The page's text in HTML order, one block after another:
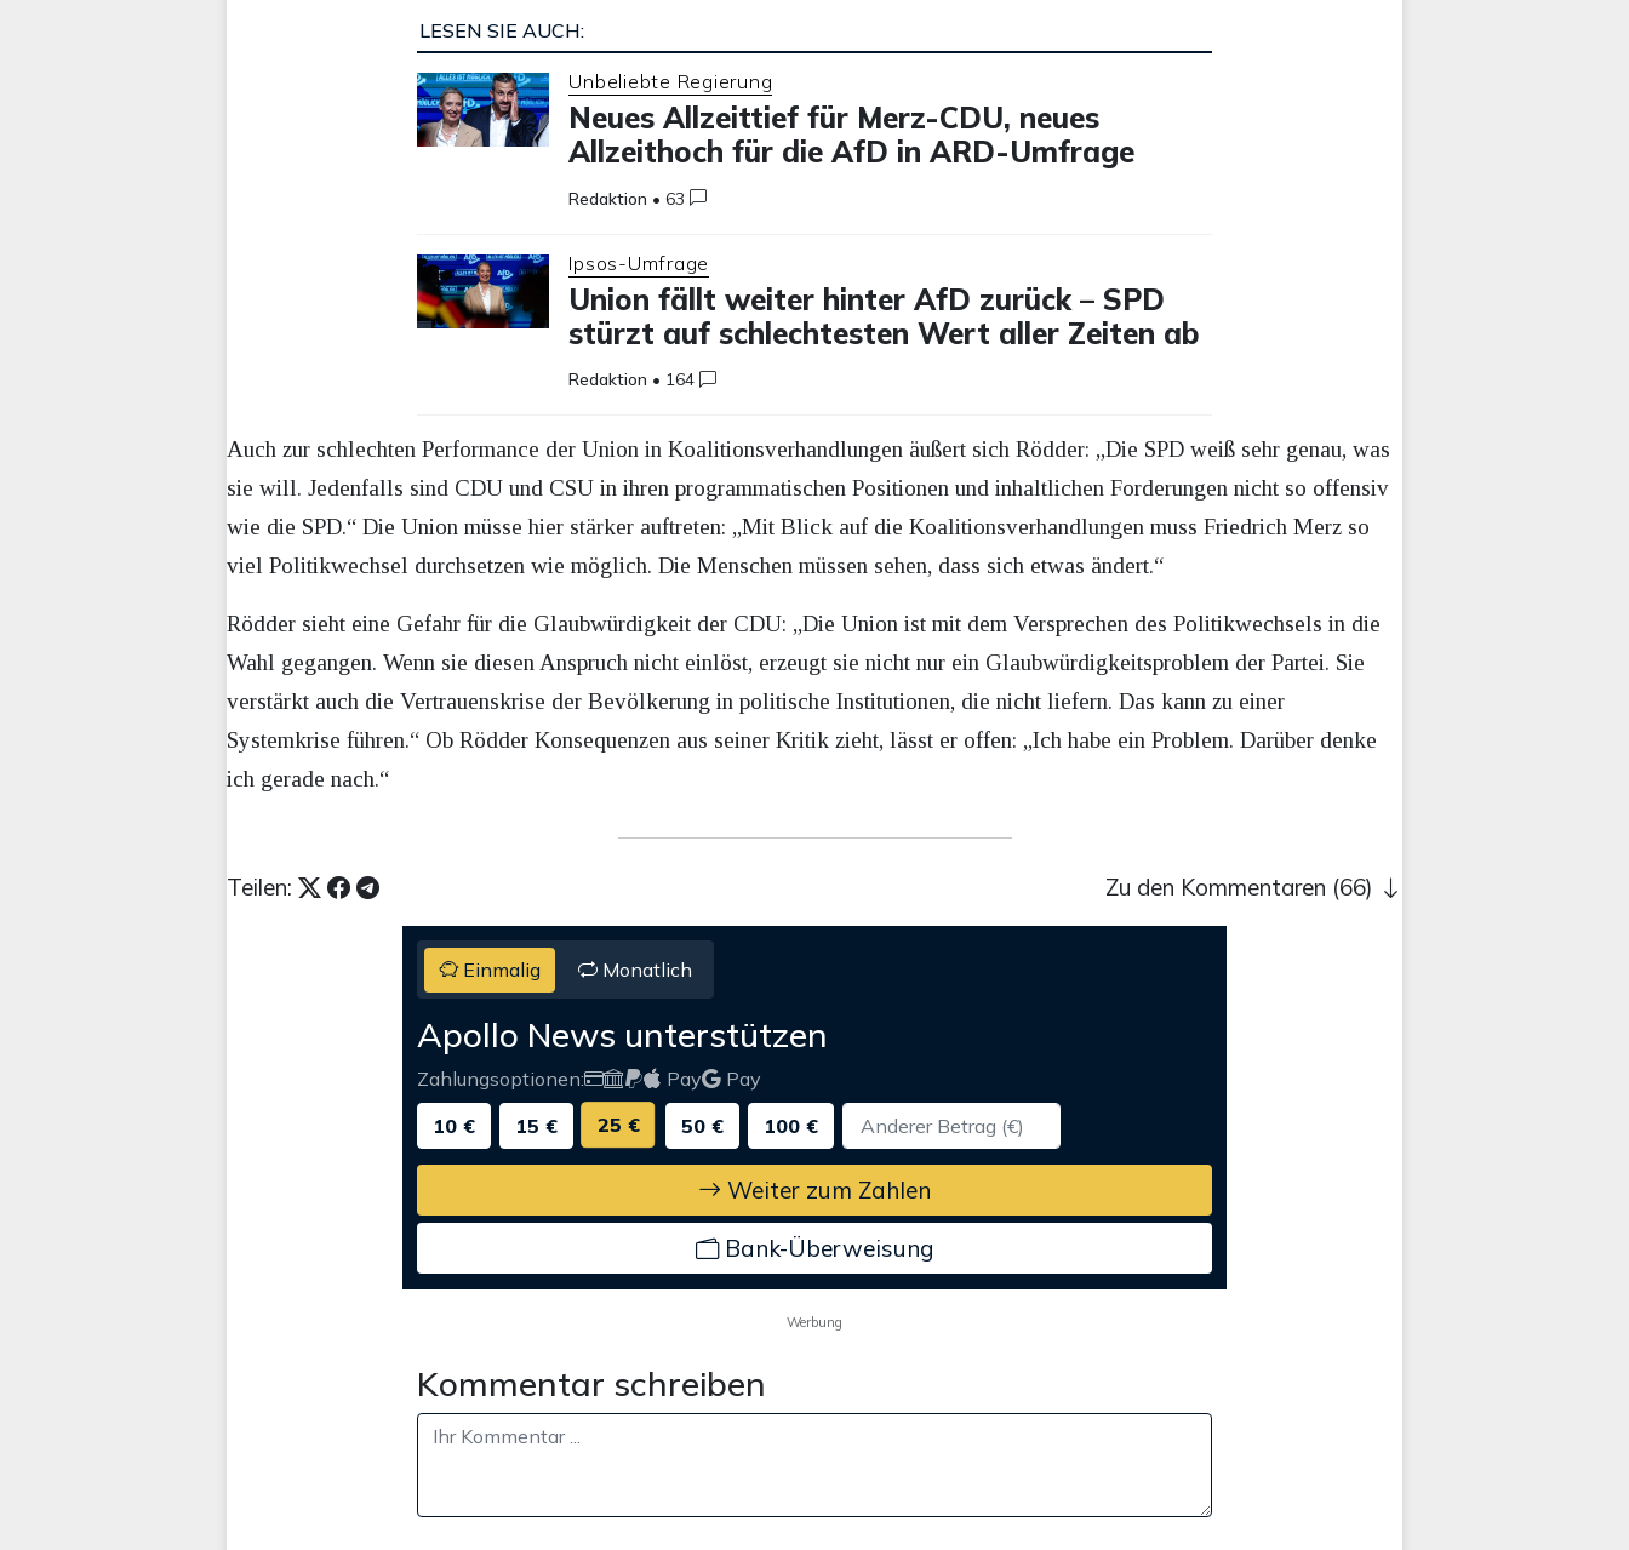
LESEN SIE AUCH:
Unbeliebte Regierung
Neues Allzeittief für Merz-CDU, neues
Allzeithoch für die AfD in ARD-Umfrage
Redaktion •63
Ipsos-Umfrage
Union fällt weiter hinter AfD zurück – SPD
stürzt auf schlechtesten Wert aller Zeiten ab
Redaktion • 164
Auch zur schlechten Performance der Union in Koalitionsverhandlungen äußert sich Rödder: „Die SPD weiß sehr genau, was
sie will. Jedenfalls sind CDU und CSU in ihren programmatischen Positionen und inhaltlichen Forderungen nicht so offensiv
wie die SPD.“ Die Union müsse hier stärker auftreten: „Mit Blick auf die Koalitionsverhandlungen muss Friedrich Merz so
viel Politikwechsel durchsetzen wie möglich. Die Menschen müssen sehen, dass sich etwas ändert.“
Rödder sieht eine Gefahr für die Glaubwürdigkeit der CDU: „Die Union ist mit dem Versprechen des Politikwechsels in die
Wahl gegangen. Wenn sie diesen Anspruch nicht einlöst, erzeugt sie nicht nur ein Glaubwürdigkeitsproblem der Partei. Sie
verstärkt auch die Vertrauenskrise der Bevölkerung in politische Institutionen, die nicht liefern. Das kann zu einer
Systemkrise führen.“ Ob Rödder Konsequenzen aus seiner Kritik zieht, lässt er offen: „Ich habe ein Problem. Darüber denke
ich gerade nach.“
Teilen: Zu den Kommentaren (66)
Einmalig Monatlich
Apollo News unterstützen
Zahlungsoptionen: Pay
Pay
10 €
15 € 25 € 50 € 100 €
Weiter zum Zahlen
Bank-Überweisung
Werbung
Kommentar schreiben